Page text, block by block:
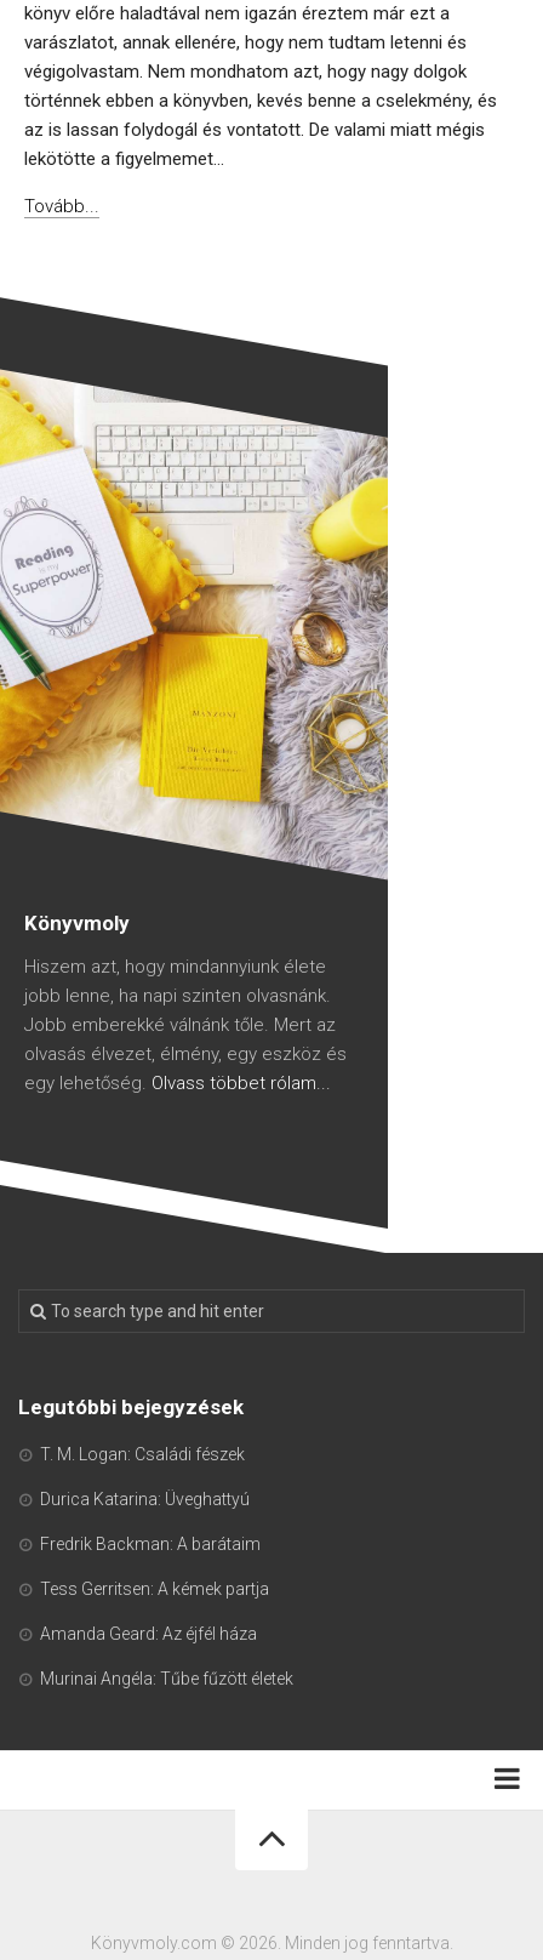
könyv előre haladtával nem igazán éreztem már ezt a
varászlatot, annak ellenére, hogy nem tudtam letenni és
végigolvastam. Nem mondhatom azt, hogy nagy dolgok
történnek ebben a könyvben, kevés benne a cselekmény, és
az is lassan folydogál és vontatott. De valami miatt mégis
lekötötte a figyelmemet...
Tovább...
Könyvmoly
Hiszem azt, hogy mindannyiunk élete
jobb lenne, ha napi szinten olvasnánk.
Jobb emberekké válnánk tőle. Mert az
olvasás élvezet, élmény, egy eszköz és
egy lehetőség. Olvass többet rólam...
Legutóbbi bejegyzések
T. M. Logan: Családi fészek
Durica Katarina: Üveghattyú
Fredrik Backman: A barátaim
Tess Gerritsen: A kémek partja
Amanda Geard: Az éjfél háza
Murinai Angéla: Tűbe fűzött életek
Könyvmoly.com © 2026. Minden jog fenntartva.